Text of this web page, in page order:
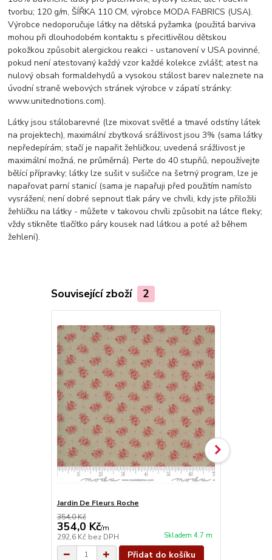
tvorbu; 120 g/m, ŠÍŘKA 110 CM, výrobce MODA FABRICS (USA).
Výrobce nedoporučuje látky na dětská pyžamka (použitá barviva
mohou při dlouhodobém kontaktu s přecitlivělou dětskou
pokožkou způsobit alergickou reakci - ustanovení v USA povinné,
pokud není atestovaný každý vzor každé kolekce zvlášť; atest na
nulový obsah formaldehydů a vysokou stálost barev naleznete na
úvodní straně webových stránek výrobce v zápatí stránky:
www.unitednotions.com).
Látky jsou stálobarevné (lze mixovat světlé a tmavé odstíny látek
na projektech), maximální zbytková srážlivost jsou 3% (sama látky
nepředepírám; stačí je napařit žehličkou; uvedená srážlivost je
maximální možná, ne průměrná). Perte do 40 stupňů, nepoužívejte
bělící přípravky; látky lze sušit v sušičce na šetrný program, lze je
napařovat parní stanicí (sama je napařuji před použitím namísto
vysrážení; není dobré sepnout tlak páry ve chvíli, kdy jste přiložili
žehličku na látky - můžete v takovou chvíli způsobit na látce fleky;
vždy stikněte tlačítko páry kousek nad látkou a poté až během
žehlení).
Související zboží 2
Jardin De Fleurs Roche
354,0 Kč
354,0 Kč/m
292,6 Kč bez DPH Skladem 4.7 m
Přidat do košíku